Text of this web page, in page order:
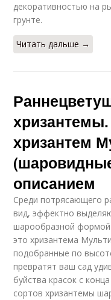
декоративностью на
грунте.
Читать дальше →
хризантем
описанием
Среди потрясающего
вид, эффектно
шарообразной формой
это хризантема
подобранные по
превратят ваш сад
буйства красок с
сортов хризантемы